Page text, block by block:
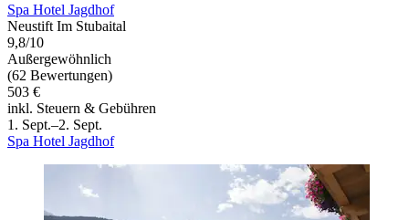
Spa Hotel Jagdhof
Neustift Im Stubaital
9,8/10
Außergewöhnlich
(62 Bewertungen)
503 €
inkl. Steuern & Gebühren
1. Sept.–2. Sept.
Spa Hotel Jagdhof